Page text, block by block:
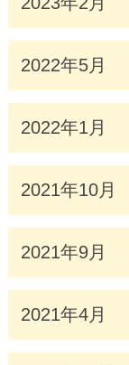
2022年5月
2022年1月
2021年10月
2021年9月
2021年4月